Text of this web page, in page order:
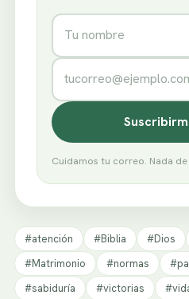
Nombre
Correo electrónico
Cuidamos tu correo. Nada de
#atención #Biblia #Dios
#Matrimonio
#normas
#sabiduría
#victorias